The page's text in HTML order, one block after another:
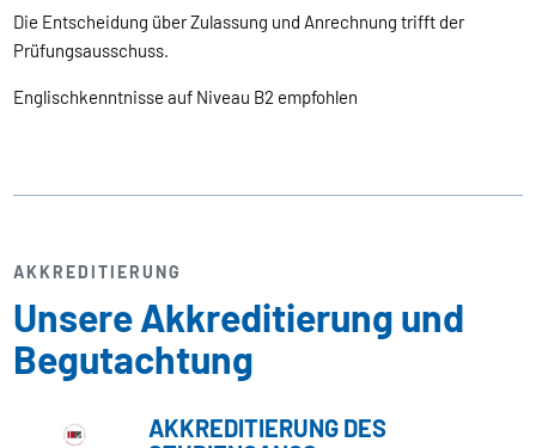
Die Entscheidung über Zulassung und Anrechnung trifft der
Prüfungsausschuss.
Englischkenntnisse auf Niveau B2 empfohlen
AKKREDITIERUNG
Unsere Akkreditierung und
Begutachtung
AKKREDITIERUNG DES